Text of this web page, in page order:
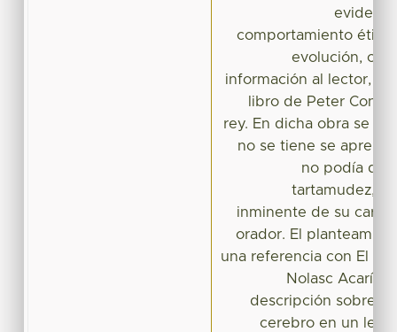
comportamiento ético
evolución,
información al lector,
libro de Peter
rey. En dicha obra se
no se tiene se
no podía dar
tartamudez,
inminente de su
orador. El
una referencia con El
Nolasc Acarín,
descripción sobre
cerebro en un